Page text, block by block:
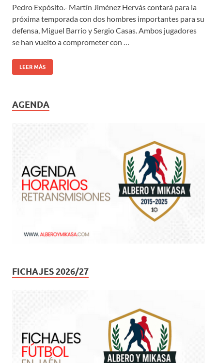
Pedro Expósito.- Martín Jiménez Hervás contará para la
próxima temporada con dos hombres importantes para su
defensa, Miguel Barrio y Sergio Casas. Ambos jugadores
se han vuelto a comprometer con …
LEER MÁS
AGENDA
FICHAJES 2026/27